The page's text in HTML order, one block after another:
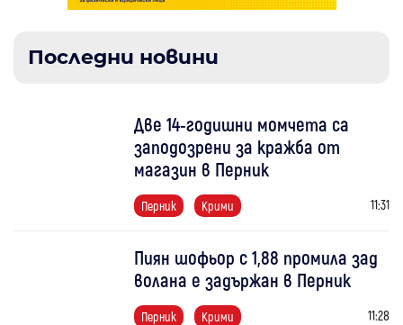
Последни новини
Две 14-годишни момчета са
заподозрени за кражба от
магазин в Перник
Перник Крими 11:31
Пиян шофьор с 1,88 промила зад
волана е задържан в Перник
Перник Крими 11:28